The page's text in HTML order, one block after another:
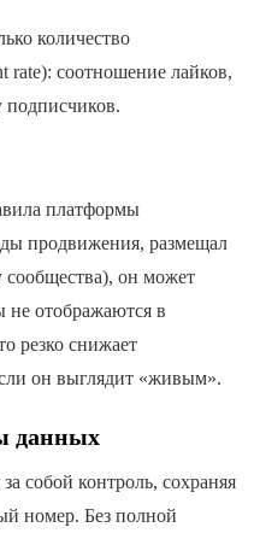
количество
rate): соотношение лайков,
подписчиков.
платформы
продвижения, размещал
он может
не отображаются в
резко снижает
он выглядит «живым».
данных
собой контроль, сохраняя
номер. Без полной